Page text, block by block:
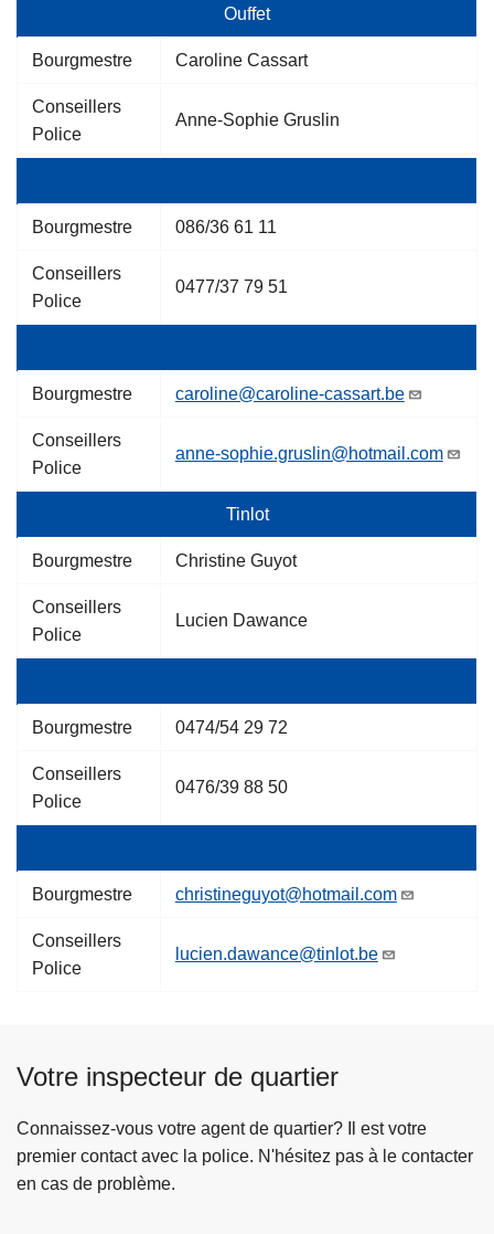
Ouffet
Bourgmestre Caroline Cassart
Conseillers
Police
Anne-Sophie Gruslin
Bourgmestre 086/36 61 11
Conseillers
Police
0477/37 79 51
Bourgmestre caroline@caroline-cassart.be
Conseillers
Police
anne-sophie.gruslin@hotmail.com
Tinlot
Bourgmestre Christine Guyot
Conseillers
Police
Lucien Dawance
Bourgmestre 0474/54 29 72
Conseillers
Police
0476/39 88 50
Bourgmestre christineguyot@hotmail.com
Conseillers
Police
lucien.dawance@tinlot.be
Votre inspecteur de quartier
Connaissez-vous votre agent de quartier? Il est votre
premier contact avec la police. N'hésitez pas à le contacter
en cas de problème.